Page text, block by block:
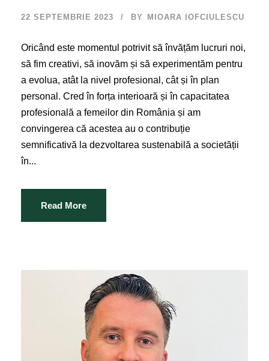
22 SEPTEMBRIE 2023 BY MIOARA IOFCIULESCU
Oricând este momentul potrivit să învățăm lucruri noi,
să fim creativi, să inovăm și să experimentăm pentru
a evolua, atât la nivel profesional, cât și în plan
personal. Cred în forța interioară și în capacitatea
profesională a femeilor din România și am
convingerea că acestea au o contribuție
semnificativă la dezvoltarea sustenabilă a societății
în...
Read More